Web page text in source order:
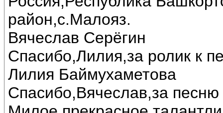
район,с.Малояз.
Вячеслав Серёгин
Спасибо,Лилия,за ролик к
Лилия Баймухаметова
Спасибо,Вячеслав,за песню